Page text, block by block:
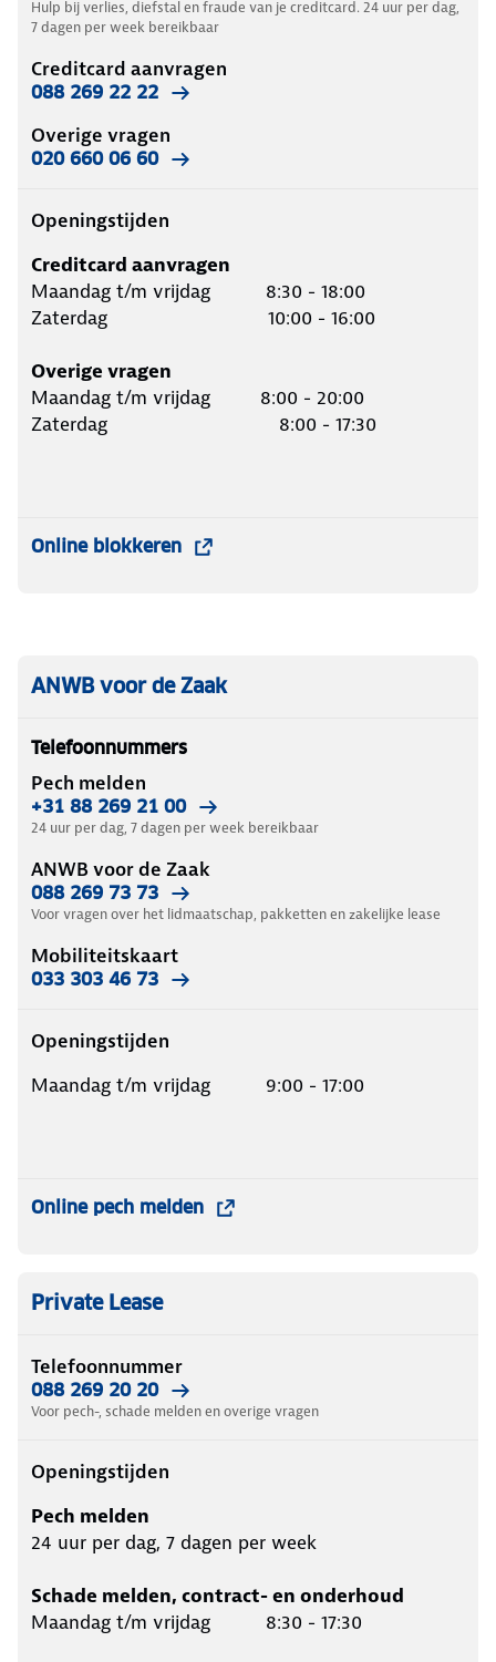
Hulp bij verlies, diefstal en fraude van je creditcard. 24 uur per dag,
7 dagen per week bereikbaar
Creditcard aanvragen
088 269 22 22
Overige vragen
020 660 06 60
Openingstijden
Creditcard aanvragen
Maandag t/m vrijdag 8:30 - 18:00
Zaterdag 10:00 - 16:00
Overige vragen
Maandag t/m vrijdag 8:00 - 20:00
Zaterdag 8:00 - 17:30
Online blokkeren
ANWB voor de Zaak
Telefoonnummers
Pech melden
+31 88 269 21 00
24 uur per dag, 7 dagen per week bereikbaar
ANWB voor de Zaak
088 269 73 73
Voor vragen over het lidmaatschap, pakketten en zakelijke lease
Mobiliteitskaart
033 303 46 73
Openingstijden
Maandag t/m vrijdag 9:00 - 17:00
Online pech melden
Private Lease
Telefoonnummer
088 269 20 20
Voor pech-, schade melden en overige vragen
Openingstijden
Pech melden
24 uur per dag, 7 dagen per week
Schade melden, contract- en onderhoud
Maandag t/m vrijdag 8:30 - 17:30